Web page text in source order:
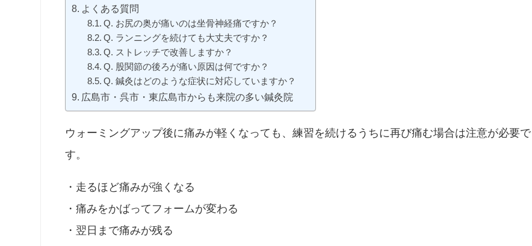
よくある質問
Q. お尻の奥が痛いのは坐骨神経痛ですか？
Q. ランニングを続けても大丈夫ですか？
Q. ストレッチで改善しますか？
Q. 股関節の後ろが痛い原因は何ですか？
Q. 鍼灸はどのような症状に対応していますか？
広島市・呉市・東広島市からも来院の多い鍼灸院
ウォーミングアップ後に痛みが軽くなっても、練習を続けるうちに再び痛む場合は注意が必要で
す。
・走るほど痛みが強くなる
・痛みをかばってフォームが変わる
・翌日まで痛みが残る